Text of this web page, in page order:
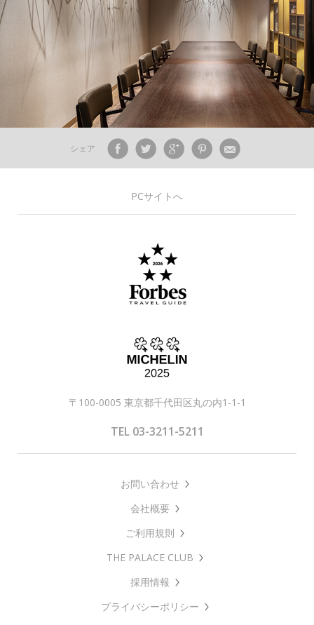
シェア
PCサイトへ
〒100-0005 東京都千代田区丸の内1-1-1
TEL 03-3211-5211
お問い合わせ
会社概要
ご利用規則
THE PALACE CLUB
採用情報
プライバシーポリシー